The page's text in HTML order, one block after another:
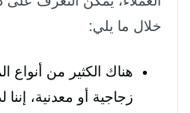
خلال ما يلي:
هناك الكثير من أنواع
زجاجية أو معدنية،